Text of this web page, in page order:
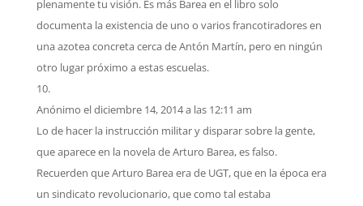
plenamente tu visión. Es más Barea en el libro solo
documenta la existencia de uno o varios francotiradores en
una azotea concreta cerca de Antón Martín, pero en ningún
otro lugar próximo a estas escuelas.
Anónimo el diciembre 14, 2014 a las 12:11 am
Lo de hacer la instrucción militar y disparar sobre la gente,
que aparece en la novela de Arturo Barea, es falso.
Recuerden que Arturo Barea era de UGT, que en la época era
un sindicato revolucionario, que como tal estaba